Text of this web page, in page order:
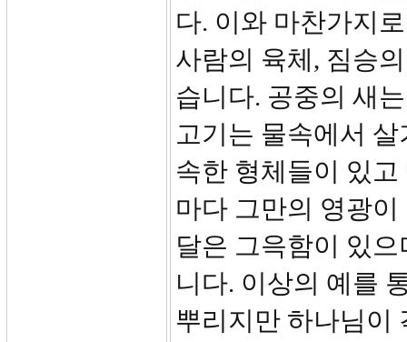
다. 이와 마찬가지
사람의 육체, 짐승
습니다. 공중의 새
고기는 물속에서
속한 형체들이 있
마다 그만의 영광
달은 그윽함이 있
니다. 이상의 예를
뿌리지만 하나님이